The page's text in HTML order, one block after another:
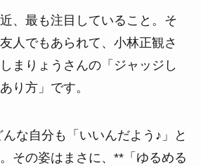
、最も注目していること。そ
人でもあられて、小林正観さ
まりょうさんの「ジャッジし
り方」です。
な自分も「いいんだよう♪」と
その姿はまさに、**「ゆるめる